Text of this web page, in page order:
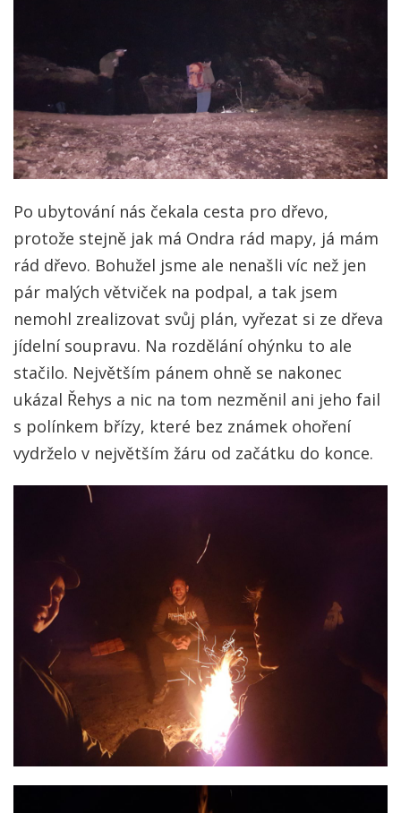
Po ubytování nás čekala cesta pro dřevo,
protože stejně jak má Ondra rád mapy, já mám
rád dřevo. Bohužel jsme ale nenašli víc než jen
pár malých větviček na podpal, a tak jsem
nemohl zrealizovat svůj plán, vyřezat si ze dřeva
jídelní soupravu. Na rozdělání ohýnku to ale
stačilo. Největším pánem ohně se nakonec
ukázal Řehys a nic na tom nezměnil ani jeho fail
s polínkem břízy, které bez známek ohoření
vydrželo v největším žáru od začátku do konce.